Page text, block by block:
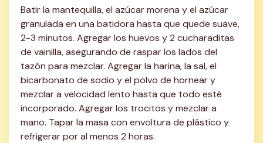
Batir la mantequilla, el azúcar morena y el azúcar
granulada en una batidora hasta que quede suave,
2-3 minutos. Agregar los huevos y 2 cucharaditas
de vainilla, asegurando de raspar los lados del
tazón para mezclar. Agregar la harina, la sal, el
bicarbonato de sodio y el polvo de hornear y
mezclar a velocidad lento hasta que todo esté
incorporado. Agregar los trocitos y mezclar a
mano. Tapar la masa con envoltura de plástico y
refrigerar por al menos 2 horas.